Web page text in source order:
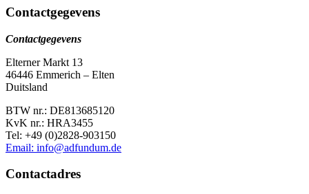
Contactgegevens
Contactgegevens
Elterner Markt 13
46446 Emmerich – Elten
Duitsland
BTW nr.: DE813685120
KvK nr.: HRA3455
Tel: +49 (0)2828-903150
Email: info@adfundum.de
Contactadres